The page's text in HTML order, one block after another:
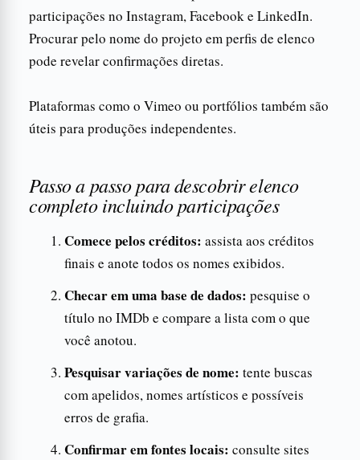
participações no Instagram, Facebook e LinkedIn.
Procurar pelo nome do projeto em perfis de elenco
pode revelar confirmações diretas.
Plataformas como o Vimeo ou portfólios também são
úteis para produções independentes.
Passo a passo para descobrir elenco
completo incluindo participações
Comece pelos créditos: assista aos créditos
finais e anote todos os nomes exibidos.
Checar em uma base de dados: pesquise o
título no IMDb e compare a lista com o que
você anotou.
Pesquisar variações de nome: tente buscas
com apelidos, nomes artísticos e possíveis
erros de grafia.
Confirmar em fontes locais: consulte sites